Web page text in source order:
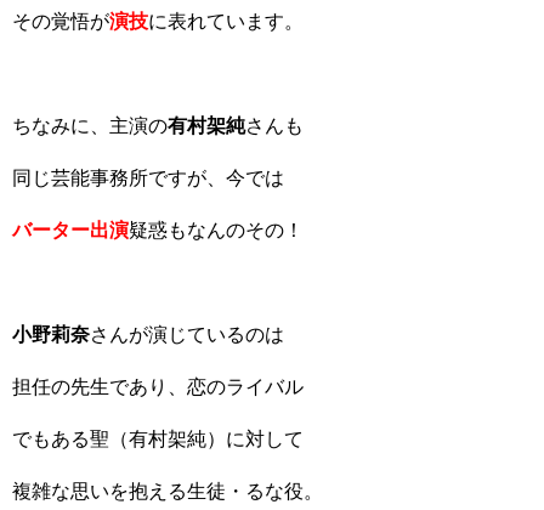
その覚悟が演技に表れています。
ちなみに、主演の有村架純さんも
同じ芸能事務所ですが、今では
バーター出演疑惑もなんのその！
小野莉奈さんが演じているのは
担任の先生であり、恋のライバル
でもある聖（有村架純）に対して
複雑な思いを抱える生徒・るな役。